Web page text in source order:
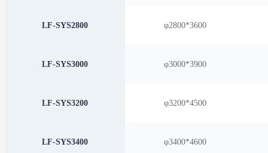
LF-SYS2800 φ2800*3600
LF-SYS3000 φ3000*3900
LF-SYS3200 φ3200*4500
LF-SYS3400 φ3400*4600